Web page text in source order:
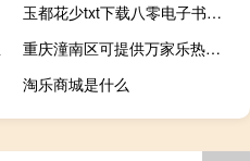
玉都花少txt下载八零电子书（玉都花少笔趣阁）
重庆潼南区可提供万家乐热水器维修服务地址在哪
淘乐商城是什么